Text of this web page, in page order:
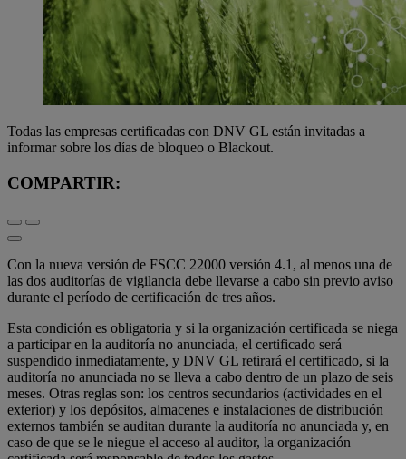
Todas las empresas certificadas con DNV GL están invitadas a
informar sobre los días de bloqueo o Blackout.
COMPARTIR:
Con la nueva versión de FSCC 22000 versión 4.1, al menos una de
las dos auditorías de vigilancia debe llevarse a cabo sin previo aviso
durante el período de certificación de tres años.
Esta condición es obligatoria y si la organización certificada se niega
a participar en la auditoría no anunciada, el certificado será
suspendido inmediatamente, y DNV GL retirará el certificado, si la
auditoría no anunciada no se lleva a cabo dentro de un plazo de seis
meses. Otras reglas son: los centros secundarios (actividades en el
exterior) y los depósitos, almacenes e instalaciones de distribución
externos también se auditan durante la auditoría no anunciada y, en
caso de que se le niegue el acceso al auditor, la organización